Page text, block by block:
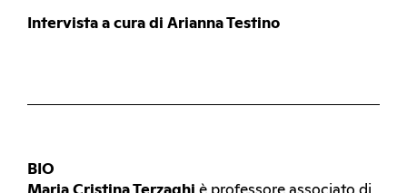
Intervista a cura di Arianna Testino
BIO